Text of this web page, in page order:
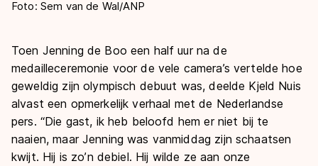
Foto: Sem van de Wal/ANP
Toen Jenning de Boo een half uur na de
medailleceremonie voor de vele camera’s vertelde hoe
geweldig zijn olympisch debuut was, deelde Kjeld Nuis
alvast een opmerkelijk verhaal met de Nederlandse
pers. “Die gast, ik heb beloofd hem er niet bij te
naaien, maar Jenning was vanmiddag zijn schaatsen
kwijt. Hij is zo’n debiel. Hij wilde ze aan onze